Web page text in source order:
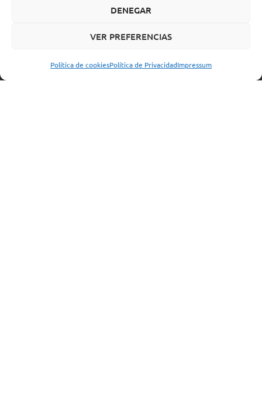
DENEGAR
VER PREFERENCIAS
Política de cookiesPolítica de PrivacidadImpressum